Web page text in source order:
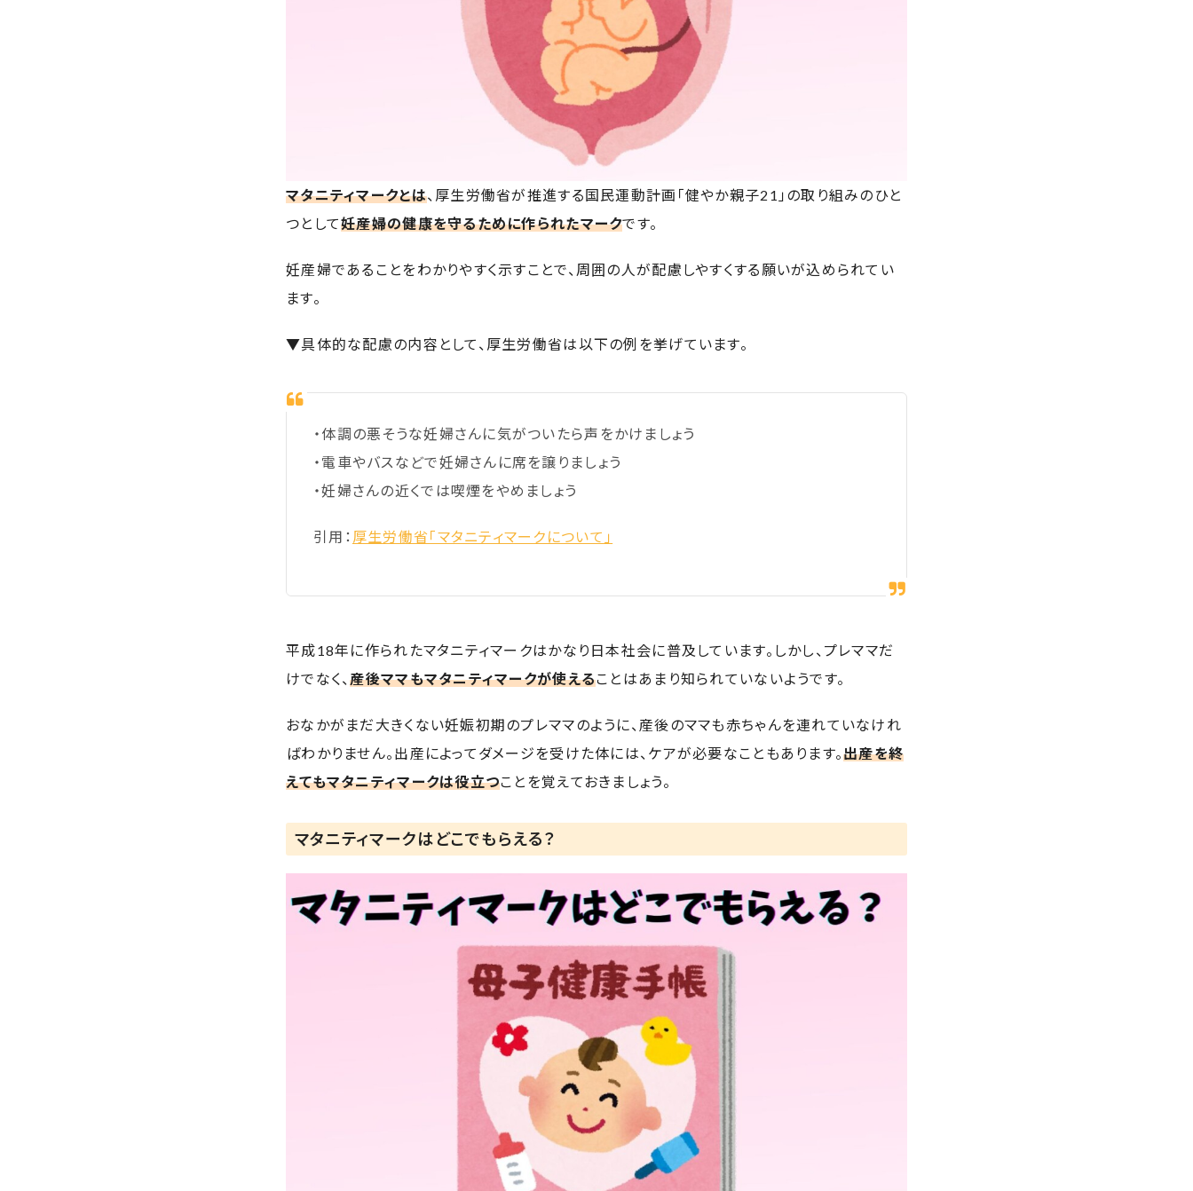
マタニティマークとは、厚生労働省が推進する国民運動計画「健やか親子21」の取り組みのひと
つとして妊産婦の健康を守るために作られたマークです。
妊産婦であることをわかりやすく示すことで、周囲の人が配慮しやすくする願いが込められてい
ます。
▼具体的な配慮の内容として、厚生労働省は以下の例を挙げています。
・体調の悪そうな妊婦さんに気がついたら声をかけましょう
・電車やバスなどで妊婦さんに席を譲りましょう
・妊婦さんの近くでは喫煙をやめましょう
引用： 厚生労働省「マタニティマークについて」
平成18年に作られたマタニティマークはかなり日本社会に普及しています。しかし、プレママだ
けでなく、産後ママもマタニティマークが使えることはあまり知られていないようです。
おなかがまだ大きくない妊娠初期のプレママのように、産後のママも赤ちゃんを連れていなけれ
ばわかりません。出産によってダメージを受けた体には、ケアが必要なこともあります。出産を終
えてもマタニティマークは役立つことを覚えておきましょう。
マタニティマークはどこでもらえる？